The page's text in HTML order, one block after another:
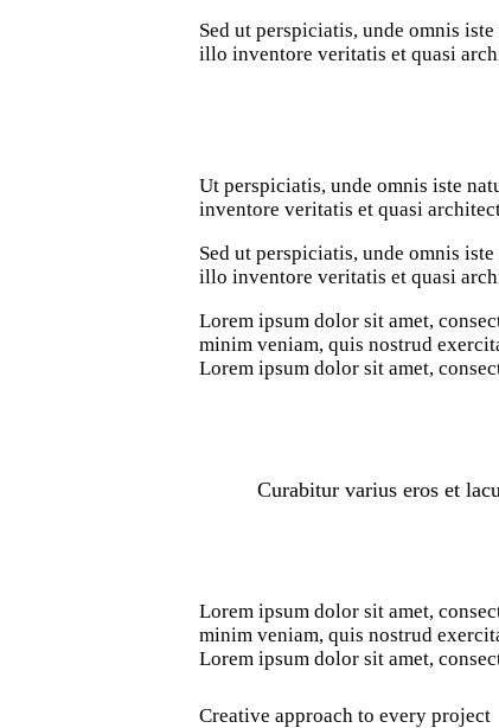
Sed ut perspiciatis, unde omnis
illo inventore veritatis et quasi
Ut perspiciatis, unde omnis iste
inventore veritatis et quasi
Sed ut perspiciatis, unde omnis
illo inventore veritatis et quasi
Lorem ipsum dolor sit amet,
minim veniam, quis nostrud
Lorem ipsum dolor sit amet,
Curabitur varius eros et
Lorem ipsum dolor sit amet,
minim veniam, quis nostrud
Lorem ipsum dolor sit amet,
Creative approach to every project